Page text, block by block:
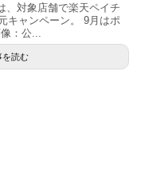
、対象店舗で楽天ペイチ
キャンペーン。 9月はポ
：公...
を読む